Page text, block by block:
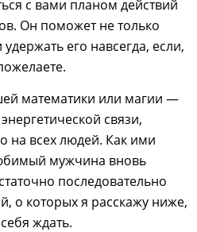
с вами планом действий
Он поможет не только
его навсегда, если,
математики или магии ―
связи,
на всех людей. Как ими
мужчина вновь
последовательно
о которых я расскажу ниже,
ждать.